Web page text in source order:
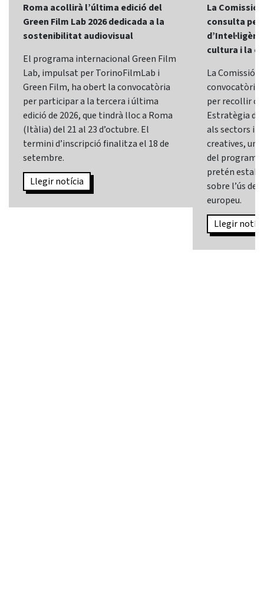
Roma acollirà l’última edició del
Green Film Lab 2026 dedicada a la
sostenibilitat audiovisual
El programa internacional Green Film
Lab, impulsat per TorinoFilmLab i
Green Film, ha obert la convocatòria
per participar a la tercera i última
edició de 2026, que tindrà lloc a Roma
(Itàlia) del 21 al 23 d’octubre. El
termini d’inscripció finalitza el 18 de
setembre.
Llegir notícia
La Comissió
consulta
cultura i la
La Comissió
convocatòria
per recollir
Estratègia
als sectors i
creatives,
del programa
pretén
sobre l’ús de
europeu.
Llegir